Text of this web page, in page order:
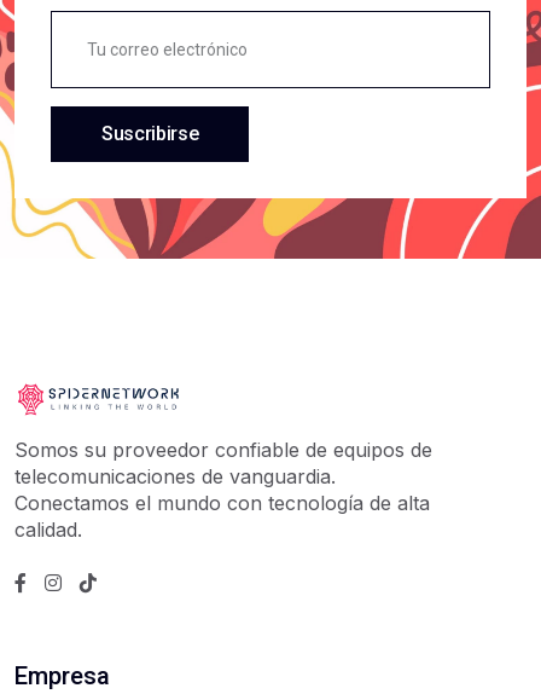
Suscribirse
Somos su proveedor confiable de equipos de
telecomunicaciones de vanguardia.
Conectamos el mundo con tecnología de alta
calidad.
Empresa